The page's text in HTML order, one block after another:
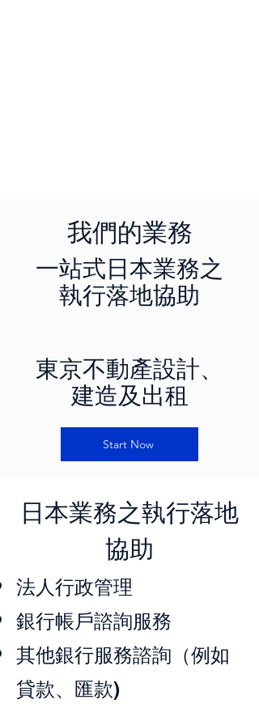
我們的業務
一站式日本業務之
執行落地協助
東京不動產設計、
建造及出租
Start Now
日本業務之執行落地
協助
法人行政管理
銀行帳戶諮詢服務
其他銀行服務諮詢（例如
貸款、匯款)